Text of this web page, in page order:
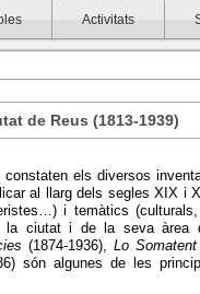
Activitats
de Reus (1813-1939)
els diversos
al llarg dels segles XIX i
i temàtics
la ciutat i de la seva àrea
(1874-1936),Lo Somatent
són algunes de les